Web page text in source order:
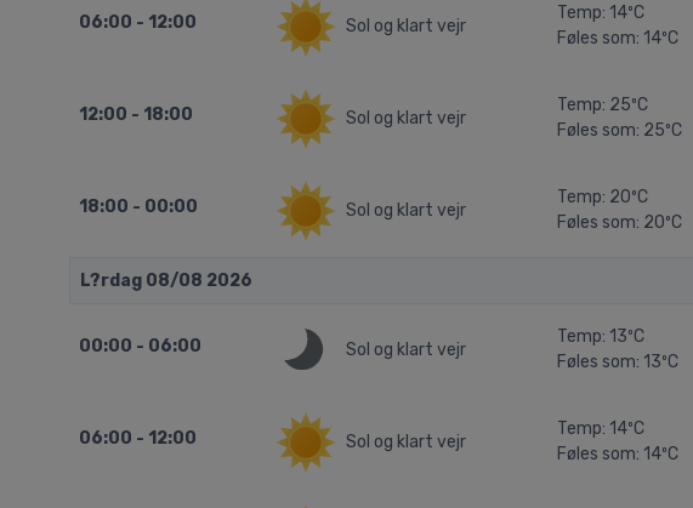
06:00 - 12:00 Sol og klart vejr
Temp: 14ºC
Føles som: 14ºC
12:00 - 18:00 Sol og klart vejr
Temp: 25ºC
Føles som: 25ºC
18:00 - 00:00 Sol og klart vejr
Temp: 20ºC
Føles som: 20ºC
L?rdag 08/08 2026
00:00 - 06:00 Sol og klart vejr
Temp: 13ºC
Føles som: 13ºC
06:00 - 12:00 Sol og klart vejr
Temp: 14ºC
Føles som: 14ºC